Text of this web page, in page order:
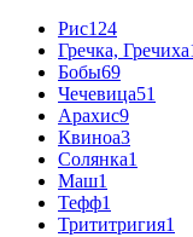
Рис124
Гречка, Гречиха
Бобы69
Чечевица51
Арахис9
Квиноа3
Солянка1
Маш1
Тефф1
Трититригия1